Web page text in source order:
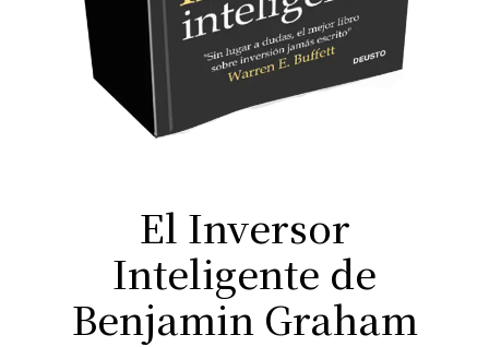
El Inversor
Inteligente de
Benjamin Graham